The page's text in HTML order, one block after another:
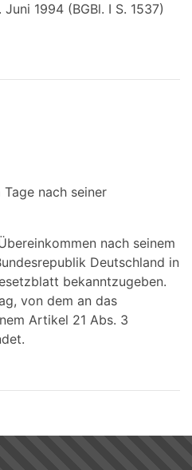
1994 (BGBl. I S. 1537)
nach seiner
nach seinem
Deutschland in
bekanntzugeben.
von dem an das
Artikel 21 Abs. 3